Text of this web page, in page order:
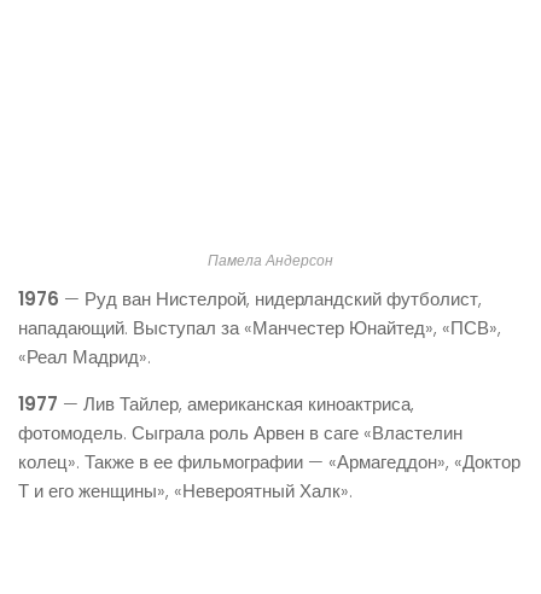
Памела Андерсон
1976 — Руд ван Нистелрой, нидерландский футболист,
нападающий. Выступал за «Манчестер Юнайтед», «ПСВ»,
«Реал Мадрид».
1977 — Лив Тайлер, американская киноактриса,
фотомодель. Сыграла роль Арвен в саге «Властелин
колец». Также в ее фильмографии — «Армагеддон», «Доктор
Т и его женщины», «Невероятный Халк».